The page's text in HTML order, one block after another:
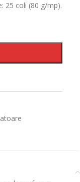
25 coli (80 g/mp).